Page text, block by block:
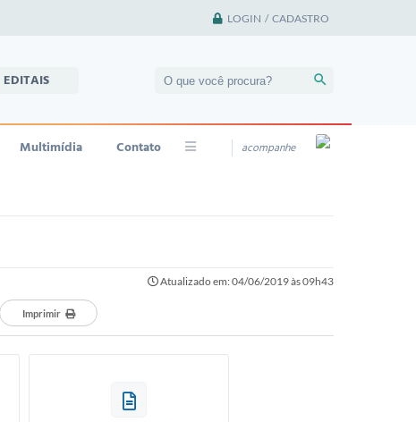
LOGIN / CADASTRO
EDITAIS
Multimídia Contato acompanhe
Atualizado em: 04/06/2019 às 09h43
Imprimir